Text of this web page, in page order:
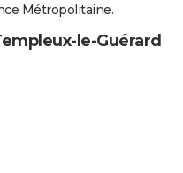
Métropolitaine.
le-Guérard